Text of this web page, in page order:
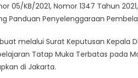
05/KB/2021, Nomor 1347 Tahun
Panduan Penyelenggaraan
melalui Surat Keputusan Kepala
Tatap Muka Terbatas pada
di Jakarta.